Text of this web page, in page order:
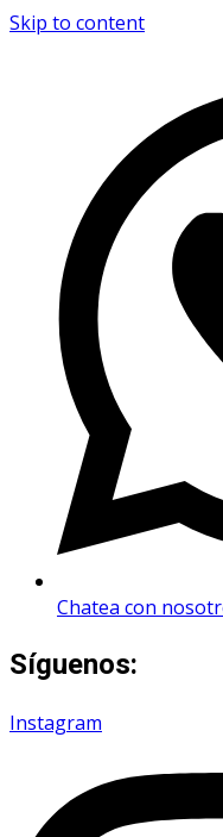
Skip to content
Chatea con
Síguenos:
Instagram